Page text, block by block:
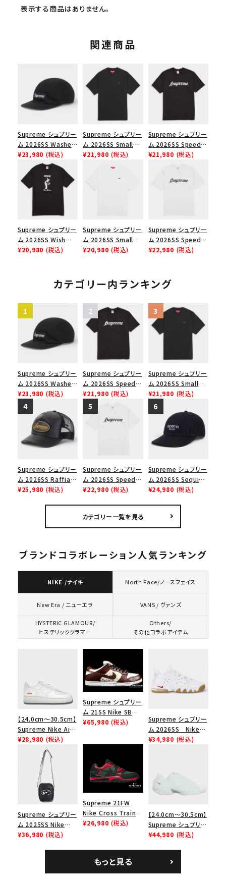
キーワードから探す
人気ワード 2026SS 2025AW 2025SS
Tシャツ・ロングスリーブ
表示する商品はありません。
関連商品
Supreme シュプリー
ム 2026SS Washed
Chino Twill Camp
Cap ウォッシュド チ
ノツイル キャンプキャ
ップ ブラック
¥23,980 (税込)
Supreme シュプリー
ム 2026SS Small
Box Tee スモールボ
¥21,980 (税込)
Supreme シュプリー
ム 2026SS Speed
Tee スピードTシャツ
¥21,980 (税込)
Supreme シュプリー
ム 2026SS Wish
Tee ウィッシュTシ
¥20,980 (税込)
Supreme シュプリー
ム 2026SS Small
Box Tee スモールボ
¥20,980 (税込)
Supreme シュプリー
ム 2026SS Speed
Tee スピードTシャツ
¥22,980 (税込)
カテゴリー内ランキング
Supreme シュプリー
ム 2026SS Washed
Chino Twill Camp
Cap ウォッシュド チ
ノツイル キャンプキャ
ップ ブラック
¥23,980 (税込)
Supreme シュプリー
ム 2026SS Speed
Tee スピードTシャツ
ブラック
¥21,980 (税込)
Supreme シュプリー
ム 2026SS Small
Box Tee スモールボ
ックスTシャツ ブラッ
ク
¥21,980 (税込)
Supreme シュプリー
ム 2026SS Raffia
Mesh Back 5-Panel
¥25,980 (税込)
Supreme シュプリー
ム 2026SS Speed
Tee スピードTシャツ
¥22,980 (税込)
Supreme シュプリー
ム 2026SS Sequin
Denim Classic
シックロゴ 6パネルキ
ャップ ブラック
¥24,980 (税込)
カテゴリー一覧を見る
ブランドコラボレーション人気ランキング
NIKE /ナイキ North Face/ノースフェイス
New Era / ニューエラ VANS / ヴァンズ
HYSTERIC GLAMOUR/
ヒステリックグラマー
Others/
その他コラボアイテム
【24.0cm～30.5cm】
Supreme Nike Air
Force 1 Low シュプ
リーム ナイキエアフォ
ース１スニーカー シ
ューズ ホワイト
¥28,980 (税込)
Supreme シュプリー
ム 21SS Nike SB
Dunk Low ナイキSB
¥65,980 (税込)
Supreme シュプリー
ム 2026SS Nike
SB Air Max 2 CB 94
¥34,980 (税込)
Supreme シュプリー
ム 2025SS Nike
Leather Shoulder
¥36,980 (税込)
Supreme 21FW
Nike Cross Trainer
Low ナイキクロスト
¥26,980 (税込)
【24.0cm～30.5cm】
Supreme シュプリー
ム 2023AW Nike
カー ホワイト 白
¥44,980 (税込)
もっと見る